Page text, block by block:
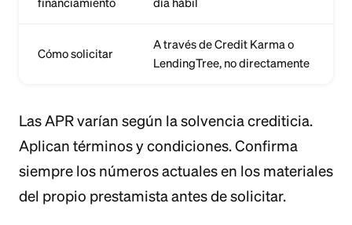
financiamiento
día hábil
Cómo solicitar
A través de Credit Karma o
LendingTree, no directamente
Las APR varían según la solvencia crediticia.
Aplican términos y condiciones. Confirma
siempre los números actuales en los materiales
del propio prestamista antes de solicitar.